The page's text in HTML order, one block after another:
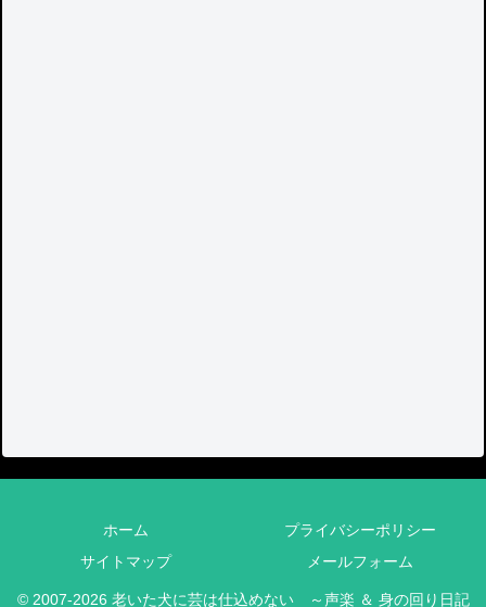
ホーム
プライバシーポリシー
サイトマップ
メールフォーム
© 2007-2026 老いた犬に芸は仕込めない ～声楽 ＆ 身の回り日記